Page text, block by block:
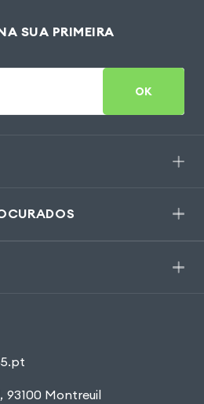
SUA PRIMEIRA
OK
, 93100 Montreuil